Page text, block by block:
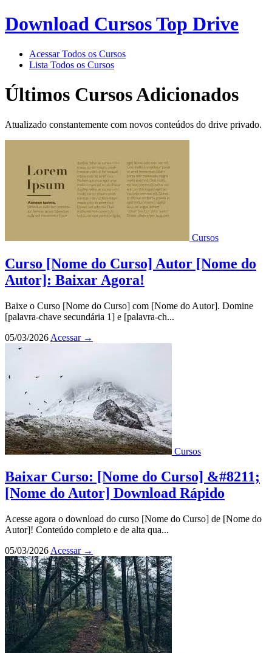
Download Cursos Top Drive
Acessar Todos os Cursos
Lista Todos os Cursos
Últimos Cursos Adicionados
Atualizado constantemente com novos conteúdos do drive privado.
Cursos
Curso [Nome do Curso] Autor [Nome do
Autor]: Baixar Agora!
Baixe o Curso [Nome do Curso] com [Nome do Autor]. Domine
[palavra-chave secundária 1] e [palavra-ch...
05/03/2026 Acessar →
Cursos
Baixar Curso: [Nome do Curso] &#8211;
[Nome do Autor] Download Rápido
Acesse agora o download do curso [Nome do Curso] de [Nome do
Autor]! Conteúdo completo e de alta qua...
05/03/2026 Acessar →